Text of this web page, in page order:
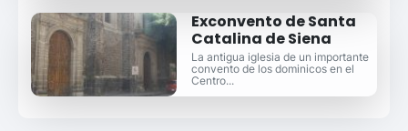
Exconvento de Santa
Catalina de Siena
La antigua iglesia de un importante
convento de los dominicos en el
Centro...